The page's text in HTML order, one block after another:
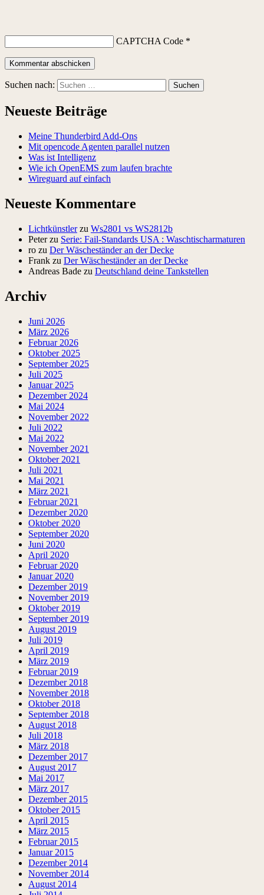
CAPTCHA Code *
Suchen nach:
Neueste Beiträge
Meine Thunderbird Add-Ons
Mit opencode Agenten parallel nutzen
Was ist Intelligenz
Wie ich OpenEMS zum laufen brachte
Wireguard auf einfach
Neueste Kommentare
Lichtkünstlerzu Ws2801 vs WS2812b
Peterzu Serie: Fail-Standards USA : Waschtischarmaturen
ro zu Der Wäscheständer an der Decke
Frank zu Der Wäscheständer an der Decke
Andreas Bade zu Deutschland deine Tankstellen
Archiv
Juni 2026
März 2026
Februar 2026
Oktober 2025
September 2025
Juli 2025
Januar 2025
Dezember 2024
Mai 2024
November 2022
Juli 2022
Mai 2022
November 2021
Oktober 2021
Juli 2021
Mai 2021
März 2021
Februar 2021
Dezember 2020
Oktober 2020
September 2020
Juni 2020
April 2020
Februar 2020
Januar 2020
Dezember 2019
November 2019
Oktober 2019
September 2019
August 2019
Juli 2019
April 2019
März 2019
Februar 2019
Dezember 2018
November 2018
Oktober 2018
September 2018
August 2018
Juli 2018
März 2018
Dezember 2017
August 2017
Mai 2017
März 2017
Dezember 2015
Oktober 2015
April 2015
März 2015
Februar 2015
Januar 2015
Dezember 2014
November 2014
August 2014